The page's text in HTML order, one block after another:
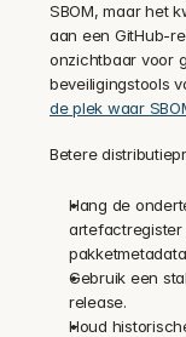
SBOM, maar het
aan een GitHub-
onzichtbaar voor
beveiligingstools
de plek waar
Betere
Hang de
artefactregister
Gebruik een
release.
Houd